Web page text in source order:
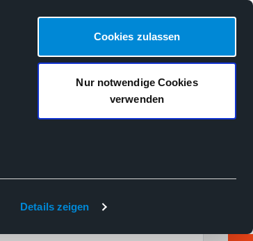
Details zeigen
Cookies zulassen
Nur notwendige Cookies
verwenden